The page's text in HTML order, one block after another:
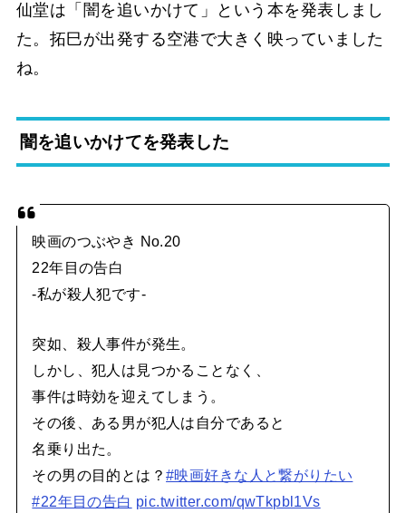
仙堂は「闇を追いかけて」という本を発表しまし
た。拓巳が出発する空港で大きく映っていました
ね。
闇を追いかけてを発表した
映画のつぶやき No.20
22年目の告白
-私が殺人犯です-
突如、殺人事件が発生。
しかし、犯人は見つかることなく、
事件は時効を迎えてしまう。
その後、ある男が犯人は自分であると
名乗り出た。
その男の目的とは？#映画好きな人と繋がりたい
#22年目の告白 pic.twitter.com/qwTkpbl1Vs